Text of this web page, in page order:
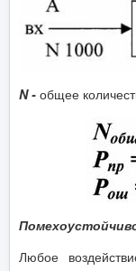
N - общее
Любое